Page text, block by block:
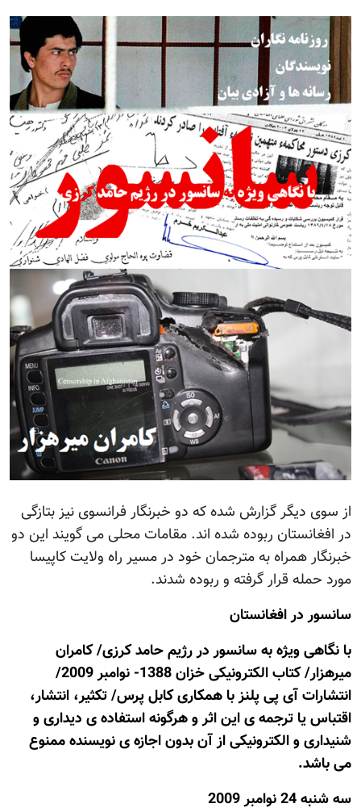
از سوی دیگر گزارش شده که دو خبرنگار فرانسوی نیز بتازگی
در افغانستان ربوده شده اند. مقامات محلی می گویند اين دو
خبرنگار همراه به مترجمان خود در مسیر راه ولایت کاپیسا
مورد حمله قرار گرفته و ربوده شدند.
سانسور در افغانستان
با نگاهی ویژه به سانسور در رژيم حامد کرزی/ کامران
میرهزار/ کتاب الکترونیکی خزان 1388- نوامبر 2009/
انتشارات آی پی پلنز با همکاری کابل پرس/ تکثیر، انتشار،
اقتباس يا ترجمه ی این اثر و هرگونه استفاده ی دیداری و
شنیداری و الکترونیکی از آن بدون اجازه ی نويسنده ممنوع
می باشد.
سه شنبه 24 نوامبر 2009